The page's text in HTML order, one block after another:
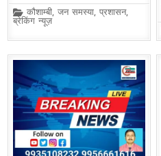
Posted
in
कौशाम्बी,जन समस्या,प्रशासन,
ब्रेकिंग न्यूज़